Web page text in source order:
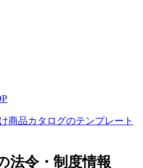
商品カタログのテンプレート
法令・制度情報